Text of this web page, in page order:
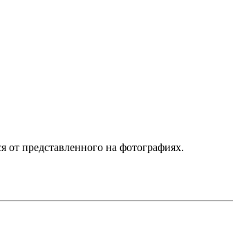
от представленного на фотографиях.